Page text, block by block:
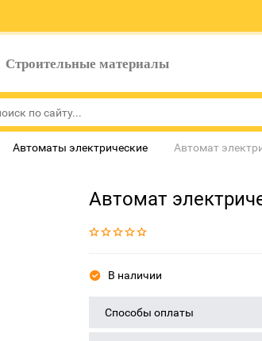
Строительные материалы
Автоматы электрические Автомат
Автомат
В наличии
Способы оплаты